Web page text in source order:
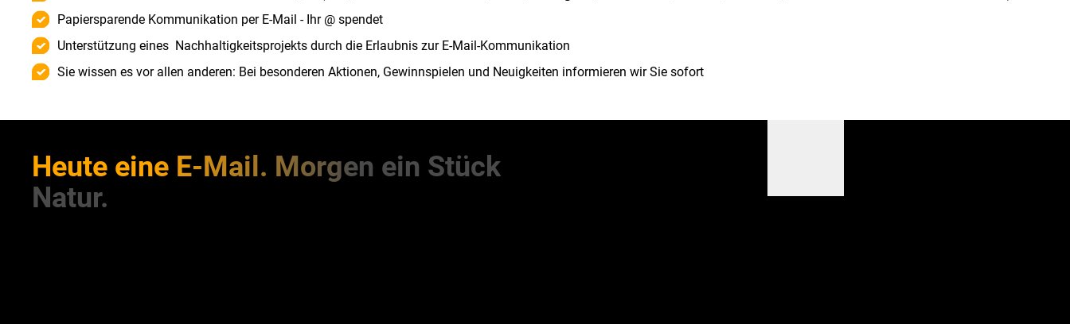
Papiersparende Kommunikation per E-Mail - Ihr @ spendet
Unterstützung eines Nachhaltigkeitsprojekts durch die Erlaubnis zur E-Mail-Kommunikation
Sie wissen es vor allen anderen: Bei besonderen Aktionen, Gewinnspielen und Neuigkeiten informieren wir Sie sofort
Heute eine E-Mail. Morgen ein Stück
Natur.